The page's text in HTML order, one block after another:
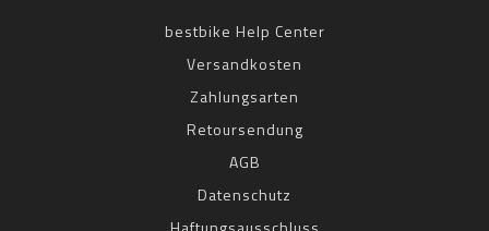
bestbike Help Center
Versandkosten
Zahlungsarten
Retoursendung
AGB
Datenschutz